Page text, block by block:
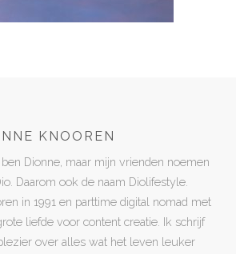
KNOOREN
ben Dionne, maar mijn vrienden noemen
Daarom ook de naam Diolifestyle.
in 1991 en parttime digital nomad met
liefde voor content creatie. Ik schrijf
over alles wat het leven leuker